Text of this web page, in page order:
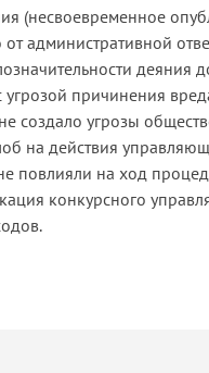
(несвоевременное
административной
деяния
причинения
создало угрозы
на действия
повлияли на ход
конкурсного